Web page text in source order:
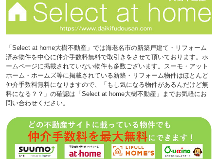
「Select at home大樹不動産」では海老名市の新築戸建て・リフォーム
済み物件を中心に仲介手数料無料で取引きをさせて頂いております。ホ
ームページに掲載されていない物件も多数ございます。スーモ・アット
ホーム・ホームズ等に掲載されている新築・リフォーム物件はほとんど
仲介手数料無料になりますので、「もし気になる物件があるんだけど無
料になる？？」の確認は「Select at home大樹不動産」までお気軽にお
問い合わせください。